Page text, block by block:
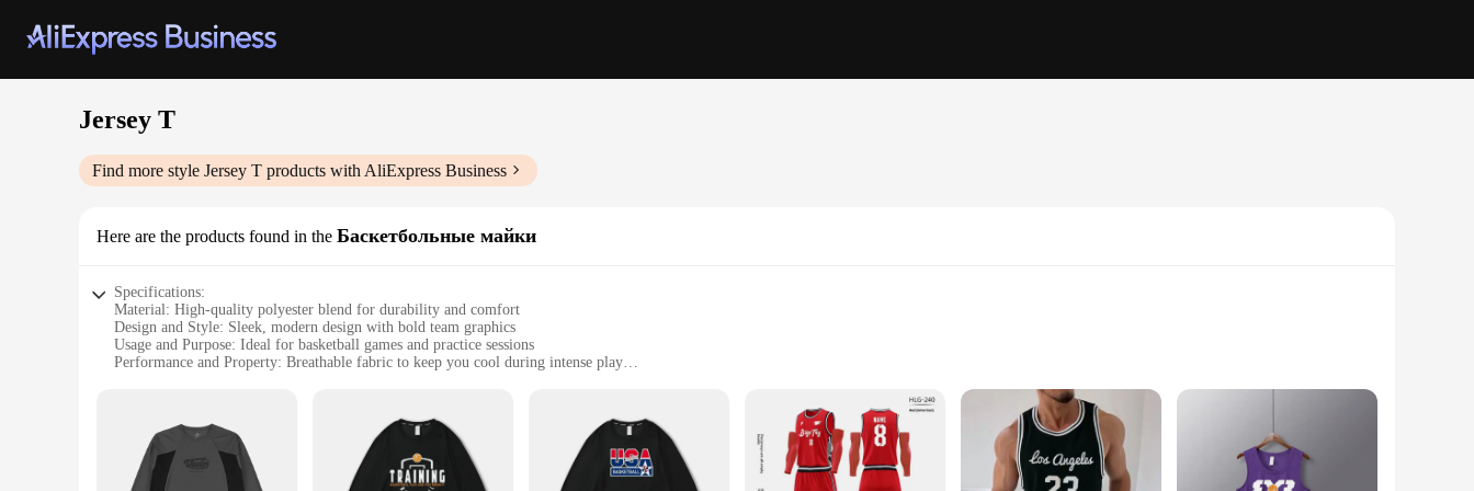
Jersey T
Find more style Jersey T products with AliExpress Business
Here are the products found in the Баскетбольные майки
Specifications:
Material: High-quality polyester blend for durability and comfort
Design and Style: Sleek, modern design with bold team graphics
Usage and Purpose: Ideal for basketball games and practice sessions
Performance and Property: Breathable fabric to keep you cool during intense play
Features:
**Unmatched Comfort and Style**
Step onto the court with confidence in the Jersey T Basketball Jerseys, designed for the serious athlete who demands both performance and style. Crafted from a premium polyester blend, these jerseys
offer a perfect balance of durability and comfort, ensuring you can focus on your game without distraction. The bold team graphics and sleek design make a statement, making you stand out on the